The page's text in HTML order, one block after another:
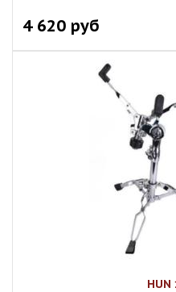
4 620 руб
HUN